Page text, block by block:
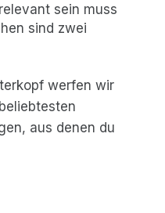
sein muss
sind zwei
werfen wir
aus denen du